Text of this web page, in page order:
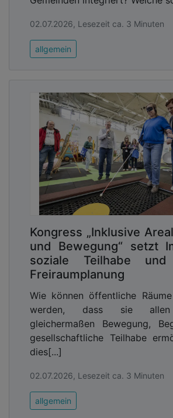
02.07.2026, Lesezeit ca. 3 Minuten
allgemein
Kongress „Inklusive
und Bewegung“ setzt
soziale Teilhabe und
Freiraumplanung
Wie können öffentliche
werden, dass sie allen
gleichermaßen Bewegung,
gesellschaftliche Teilhabe
dies[...]
02.07.2026, Lesezeit ca. 3 Minuten
allgemein